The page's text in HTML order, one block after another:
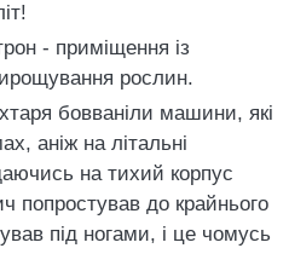
- примiщення iз
рослин.
бовванiли машини, якi
анiж на лiтальнi
на тихий корпус
попростував до крайнього
пiд ногами, i це чомусь